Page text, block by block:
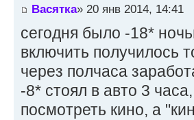
Васятка» 20 янв 2014, 14:41
сегодня было -18*
включить получилось
через полчаса
-8* стоял в авто 3
посмотреть кино, а